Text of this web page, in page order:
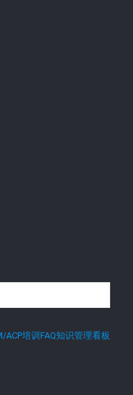
培训FAQ知识管理看板